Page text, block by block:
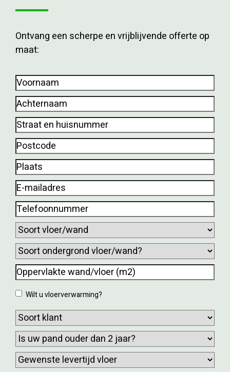
Ontvang een scherpe en vrijblijvende offerte op
maat:
Voornaam(Vereist)
Achternaam(Vereist)
Straat
en
huisnummer(Vereist)
Postcode(Vereist)
Plaats(Vereist)
E-
mailadres(Vereist)
Telefoonnummer(Vereist)
Soort
vloer/wand(Vereist)
Soort
ondergrond
vloer/wand?
Oppervlakte
wand/vloer
(m2)
(Vereist)
Wilt
vloerverwarming?
Wilt u vloerverwarming?
Soort
klant(Vereist)
Is
uw
pand
Gewenste